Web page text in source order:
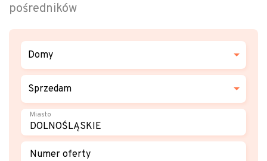
pośredników
Domy
Sprzedam
Miasto
Numer oferty